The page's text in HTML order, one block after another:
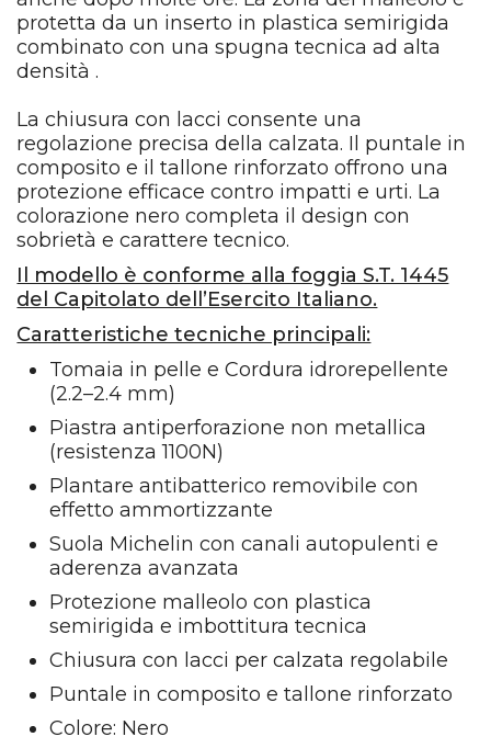
protetta da un inserto in plastica semirigida
combinato con una spugna tecnica ad alta
densità .
La chiusura con lacci consente una
regolazione precisa della calzata. Il puntale in
composito e il tallone rinforzato offrono una
protezione efficace contro impatti e urti. La
colorazione nero completa il design con
sobrietà e carattere tecnico.
Il modello è conforme alla foggia S.T. 1445
del Capitolato dell’Esercito Italiano.
Caratteristiche tecniche principali:
Tomaia in pelle e Cordura idrorepellente
(2.2–2.4 mm)
Piastra antiperforazione non metallica
(resistenza 1100N)
Plantare antibatterico removibile con
effetto ammortizzante
Suola Michelin con canali autopulenti e
aderenza avanzata
Protezione malleolo con plastica
semirigida e imbottitura tecnica
Chiusura con lacci per calzata regolabile
Puntale in composito e tallone rinforzato
Colore: Nero